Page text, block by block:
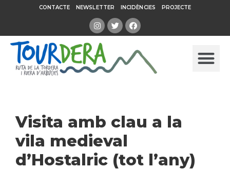
CONTACTE NEWSLETTER INCIDÈNCIES PROJECTE
Visita amb clau a la
vila medieval
d’Hostalric (tot l’any)